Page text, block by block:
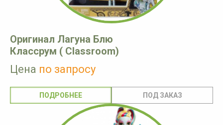
Оригинал Лагуна Блю
Классрум ( Classroom)
Цена по запросу
ПОДРОБНЕЕ